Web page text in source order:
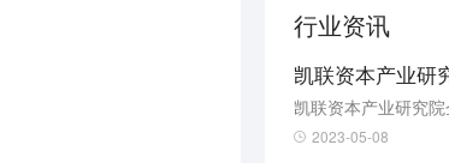
行业资讯
凯联资本产业研
凯联资本产业研究
2023-05-08